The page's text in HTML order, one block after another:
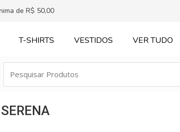
de R$ 50,00
T-SHIRTS VESTIDOS VER TUDO
Produtos